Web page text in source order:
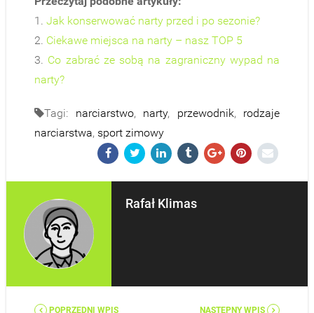
1. Jak konserwować narty przed i po sezonie?
2. Ciekawe miejsca na narty – nasz TOP 5
3. Co zabrać ze sobą na zagraniczny wypad na
narty?
Tagi: narciarstwo, narty, przewodnik, rodzaje
narciarstwa, sport zimowy
Rafał Klimas
POPRZEDNI WPIS NASTĘPNY WPIS